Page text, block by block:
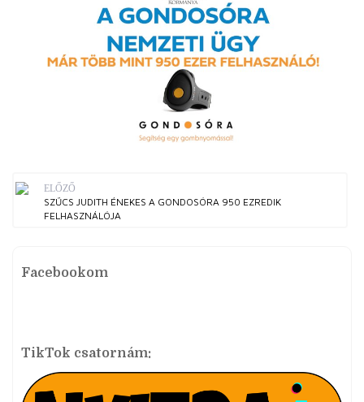
ELŐZŐ
SZŰCS JUDITH ÉNEKES A GONDOSÓRA 950 EZREDIK
FELHASZNÁLÓJA
Facebookom
TikTok csatornám: